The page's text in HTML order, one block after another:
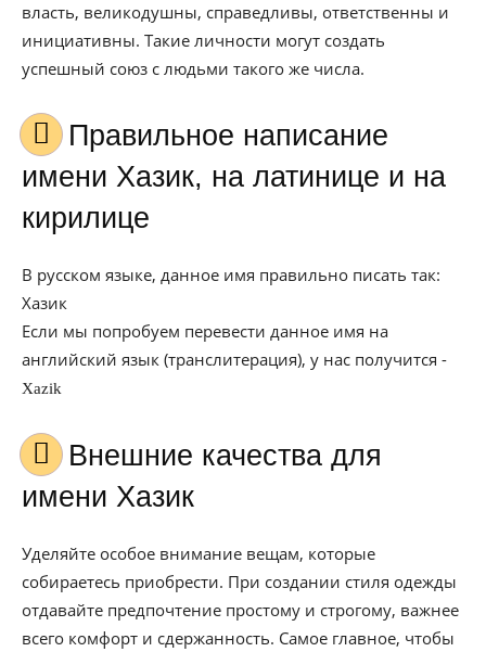
власть, великодушны, справедливы, ответственны и
инициативны. Такие личности могут создать
успешный союз с людьми такого же числа.
Правильное написание
имени Хазик, на латинице и на
кирилице
В русском языке, данное имя правильно писать так:
Хазик
Если мы попробуем перевести данное имя на
английский язык (транслитерация), у нас получится -
Xazik
Внешние качества для
имени Хазик
Уделяйте особое внимание вещам, которые
собираетесь приобрести. При создании стиля одежды
отдавайте предпочтение простому и строгому, важнее
всего комфорт и сдержанность. Самое главное, чтобы